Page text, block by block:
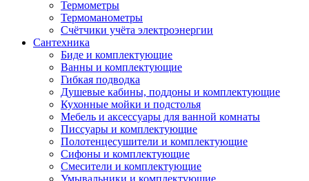
Термометры
Термоманометры
Счётчики учёта электроэнергии
Сантехника
Биде и комплектующие
Ванны и комплектующие
Гибкая подводка
Душевые кабины, поддоны и комплектующие
Кухонные мойки и подстолья
Мебель и аксессуары для ванной комнаты
Писсуары и комплектующие
Полотенцесушители и комплектующие
Сифоны и комплектующие
Смесители и комплектующие
Умывальники и комплектующие